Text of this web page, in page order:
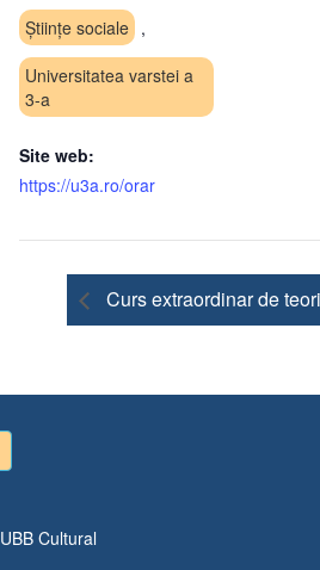
Științe sociale ,
Universitatea varstei a
3-a
Site web:
https://u3a.ro/orar
Curs extraordinar de
UBB Cultural